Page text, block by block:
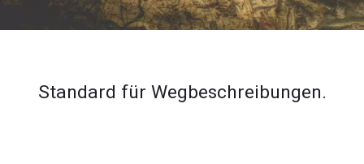
Standard für Wegbeschreibungen.